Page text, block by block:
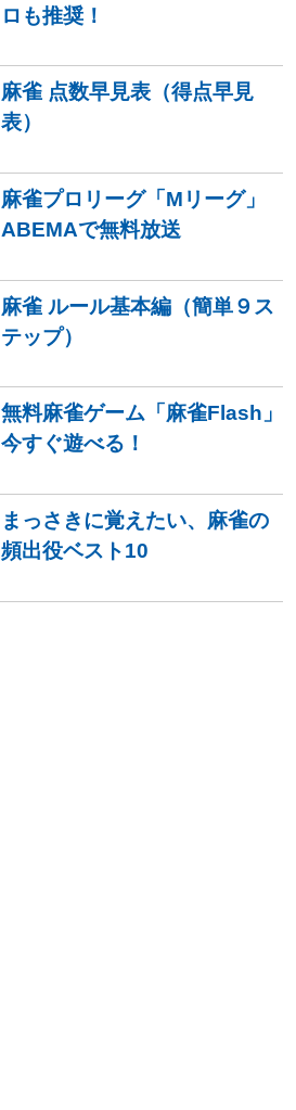
ロも推奨！
麻雀 点数早見表（得点早見
表）
麻雀プロリーグ「Mリーグ」
ABEMAで無料放送
麻雀 ルール基本編（簡単９ス
テップ）
無料麻雀ゲーム「麻雀Flash」
今すぐ遊べる！
まっさきに覚えたい、麻雀の
頻出役ベスト10